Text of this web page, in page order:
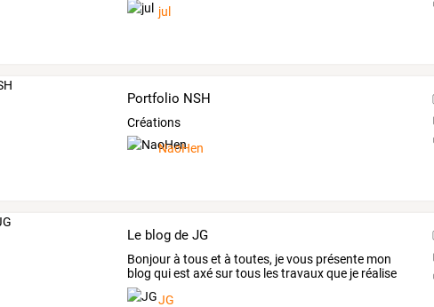
jul
Portfolio NSH
Créations
NaoHen
Le blog de JG
Bonjourà touset à toutes, jevous présente mon
blog quiest axésurtous lestravauxque je réalise
dans
JG